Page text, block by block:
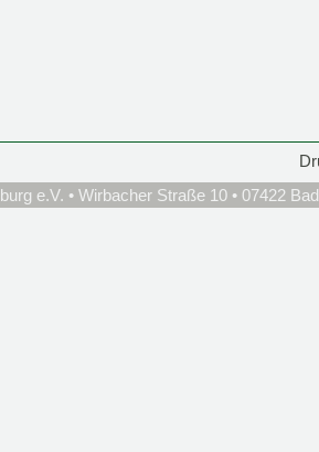
e.V. • Wirbacher Straße 10 • 07422